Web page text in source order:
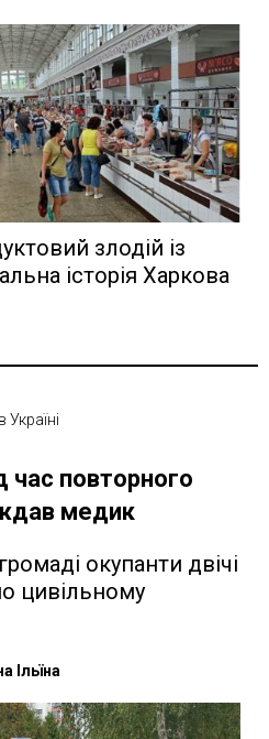
злодій із
історія Харкова
Україні
час повторного
медик
окупанти двічі
цивільному
Ільїна